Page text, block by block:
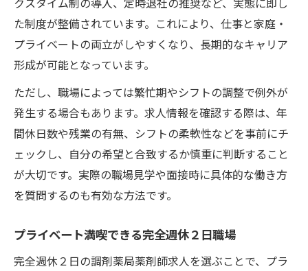
た制度が整備されています。これにより、仕事と家庭・
プライベートの両立がしやすくなり、長期的なキャリア
形成が可能となっています。
ただし、職場によっては繁忙期やシフトの調整で例外が
発生する場合もあります。求人情報を確認する際は、年
間休日数や残業の有無、シフトの柔軟性などを事前にチ
ェックし、自分の希望と合致するか慎重に判断すること
が大切です。実際の職場見学や面接時に具体的な働き方
を質問するのも有効な方法です。
プライベート満喫できる完全週休２日職場
完全週休２日の調剤薬局薬剤師求人を選ぶことで、プラ